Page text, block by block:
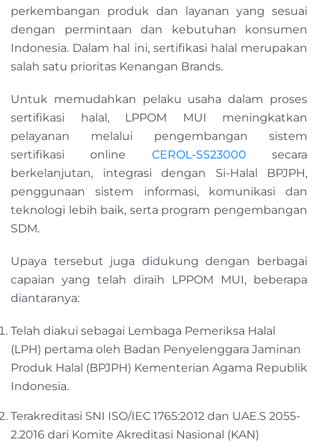
perkembangan produk dan layanan yang sesuai
dengan permintaan dan kebutuhan konsumen
Indonesia. Dalam hal ini, sertifikasi halal merupakan
salah satu prioritas Kenangan Brands.
Untuk memudahkan pelaku usaha dalam proses
sertifikasi halal, LPPOM MUI meningkatkan
pelayanan melalui pengembangan sistem
sertifikasi online CEROL-SS23000 secara
berkelanjutan, integrasi dengan Si-Halal BPJPH,
penggunaan sistem informasi, komunikasi dan
teknologi lebih baik, serta program pengembangan
SDM.
Upaya tersebut juga didukung dengan berbagai
capaian yang telah diraih LPPOM MUI, beberapa
diantaranya:
Telah diakui sebagai Lembaga Pemeriksa Halal
(LPH) pertama oleh Badan Penyelenggara Jaminan
Produk Halal (BPJPH) Kementerian Agama Republik
Indonesia.
Terakreditasi SNI ISO/IEC 1765:2012 dan UAE.S 2055-
2.2016 dari Komite Akreditasi Nasional (KAN)